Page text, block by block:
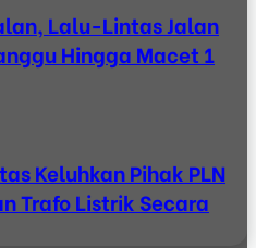
Lalu-Lintas Jalan
Hingga Macet 1
Keluhkan Pihak PLN
Trafo Listrik Secara